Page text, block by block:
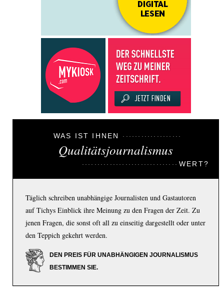
WAS IST IHNEN
Qualitätsjournalismus
WERT?
Täglich schreiben unabhängige Journalisten und Gastautoren
auf Tichys Einblick ihre Meinung zu den Fragen der Zeit. Zu
jenen Fragen, die sonst oft all zu einseitig dargestellt oder unter
den Teppich gekehrt werden.
DEN PREIS FÜR UNABHÄNGIGEN JOURNALISMUS
BESTIMMEN SIE.